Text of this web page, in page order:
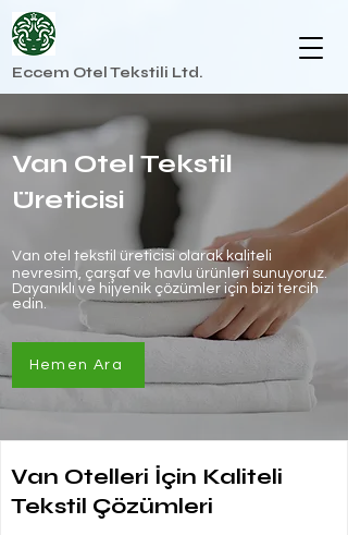
Eccem Otel Tekstili Ltd.
Van Otel Tekstil
Üreticisi
Van otel tekstil üreticisi olarak kaliteli
nevresim, çarşaf ve havlu ürünleri sunuyoruz.
Dayanıklı ve hijyenik çözümler için bizi tercih
edin.
Hemen Ara
Van Otelleri İçin Kaliteli
Tekstil Çözümleri